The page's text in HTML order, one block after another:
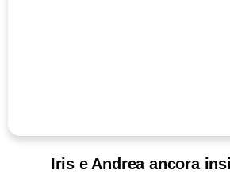
Iris e Andrea ancora